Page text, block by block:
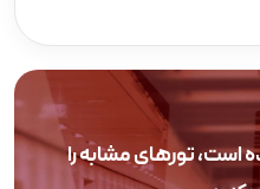
است، تورهای مشابه را